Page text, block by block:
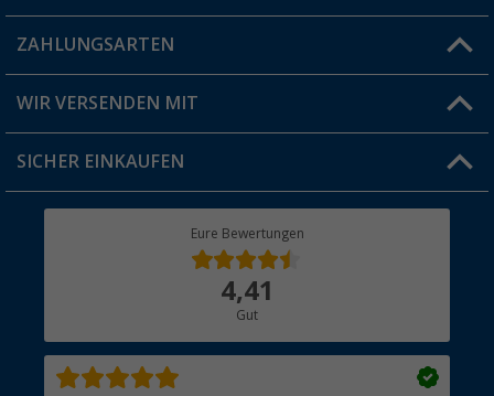
Blog
Jobs & Karriere
FAQ & Kontakt
Versandinformationen
Rücksendung
ZAHLUNGSARTEN
WIR VERSENDEN MIT
SICHER EINKAUFEN
Eure Bewertungen
4,41
Gut